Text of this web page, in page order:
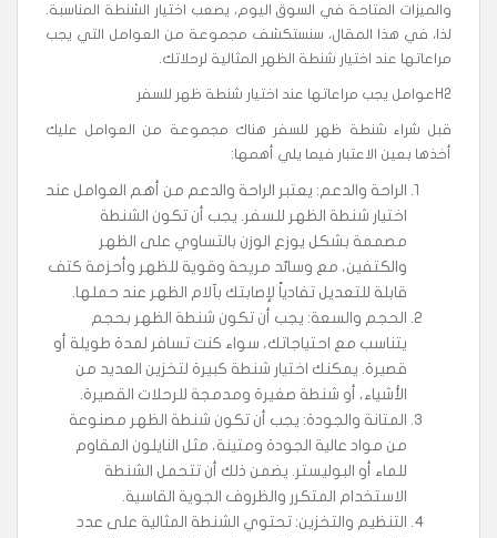
والميزات المتاحة في السوق اليوم، يصعب اختيار الشنطة المناسبة.
لذا، في هذا المقال، سنستكشف مجموعة من العوامل التي يجب
مراعاتها عند اختيار شنطة الظهر المثالية لرحلاتك.
H2عوامل يجب مراعاتها عند اختيار شنطة ظهر للسفر
قبل شراء شنطة ظهر للسفر هناك مجموعة من العوامل عليك
أخذها بعين الاعتبار فيما يلي أهمها:
الراحة والدعم: يعتبر الراحة والدعم من أهم العوامل عند
اختيار شنطة الظهر للسفر. يجب أن تكون الشنطة
مصممة بشكل يوزع الوزن بالتساوي على الظهر
والكتفين، مع وسائد مريحة وقوية للظهر وأحزمة كتف
قابلة للتعديل تفادياً لإصابتك بآلام الظهر عند حملها.
الحجم والسعة: يجب أن تكون شنطة الظهر بحجم
يتناسب مع احتياجاتك، سواء كنت تسافر لمدة طويلة أو
قصيرة. يمكنك اختيار شنطة كبيرة لتخزين العديد من
الأشياء، أو شنطة صغيرة ومدمجة للرحلات القصيرة.
المتانة والجودة: يجب أن تكون شنطة الظهر مصنوعة
من مواد عالية الجودة ومتينة، مثل النايلون المقاوم
للماء أو البوليستر. يضمن ذلك أن تتحمل الشنطة
الاستخدام المتكرر والظروف الجوية القاسية.
التنظيم والتخزين: تحتوي الشنطة المثالية على عدد